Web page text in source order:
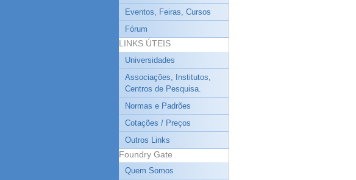
Eventos, Feiras, Cursos
Fórum
LINKS ÚTEIS
Universidades
Associações, Institutos,
Centros de Pesquisa.
Normas e Padrões
Cotações / Preços
Outros Links
Foundry Gate
Quem Somos